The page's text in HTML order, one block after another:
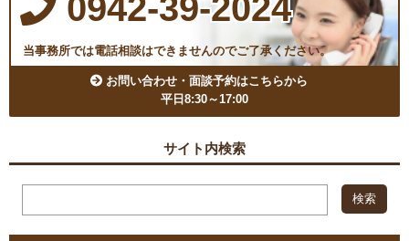
当事務所では電話相談はできませんのでご了承ください。
お問い合わせ・面談予約はこちらから
平日8:30～17:00
サイト内検索